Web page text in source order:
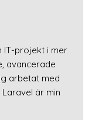
IT-projekt i mer
avancerade
arbetat med
är min